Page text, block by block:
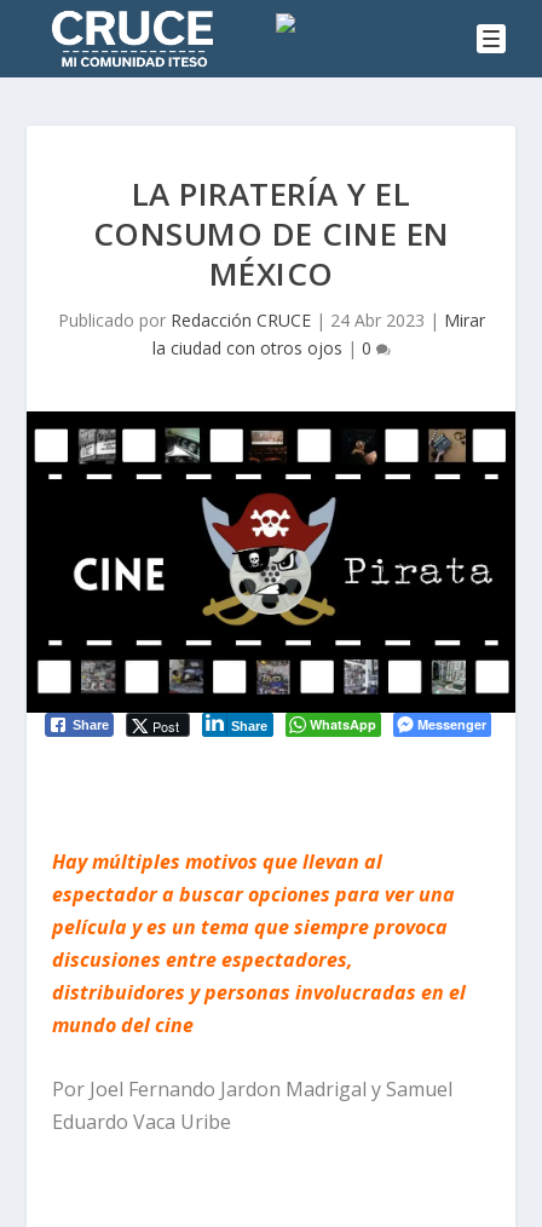
LA PIRATERÍA Y EL
CONSUMO DE CINE EN
MÉXICO
Publicado por Redacción CRUCE| 24 Abr 2023 | Mirar
la ciudad con otros ojos | 0
Share Post Share WhatsApp Messenger
Hay múltiples motivos que llevan al
espectador a buscar opciones para ver una
película y es un tema que siempre provoca
discusiones entre espectadores,
distribuidores y personas involucradas en el
mundo del cine
Por Joel Fernando Jardon Madrigal y Samuel
Eduardo Vaca Uribe